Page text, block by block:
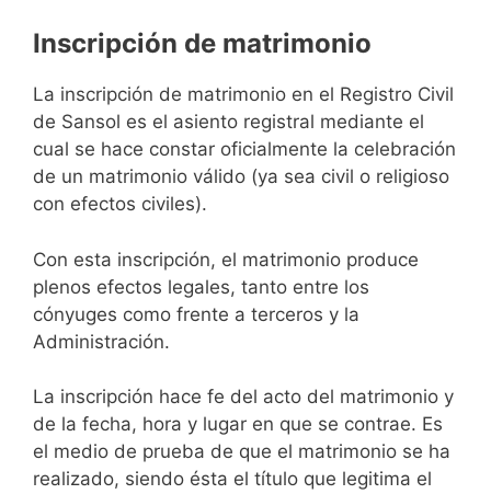
Inscripción de matrimonio
La inscripción de matrimonio en el Registro Civil
de Sansol es el asiento registral mediante el
cual se hace constar oficialmente la celebración
de un matrimonio válido (ya sea civil o religioso
con efectos civiles).
Con esta inscripción, el matrimonio produce
plenos efectos legales, tanto entre los
cónyuges como frente a terceros y la
Administración.
La inscripción hace fe del acto del matrimonio y
de la fecha, hora y lugar en que se contrae. Es
el medio de prueba de que el matrimonio se ha
realizado, siendo ésta el título que legitima el